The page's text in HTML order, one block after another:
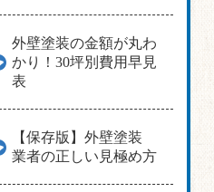
外壁塗装の金額が丸わ
かり！30坪別費用早見
表
【保存版】外壁塗装
業者の正しい見極め方